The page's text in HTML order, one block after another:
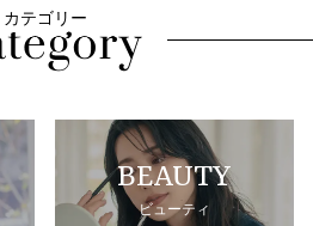
カテゴリー
BEAUTY
ビューティ